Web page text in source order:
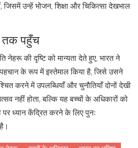
उन्हें भोजन, शिक्षा और चिकित्सा देखभाल
तक पहुँच
नेहरू की दृष्टि को मान्यता देते हुए, भारत ने
के रूप में इस्तेमाल किया है, जिसे उसने
करने में उपलब्धियाँ और चुनौतियाँ दोनों देखी
नहीं होता, बल्कि यह बच्चों के अधिकारों को
ध्यान केंद्रित करने के लिए पुनः